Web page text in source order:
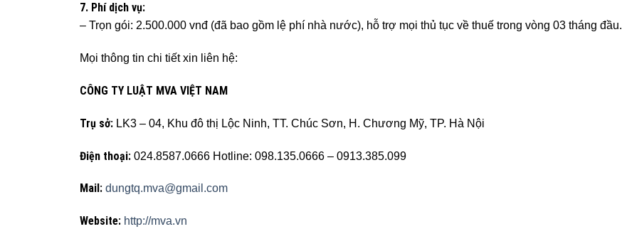
7. Phí dịch vụ:
– Trọn gói: 2.500.000 vnđ (đã bao gồm lệ phí nhà nước), hỗ trợ mọi thủ tục về thuế trong vòng 03 tháng đầu.
Mọi thông tin chi tiết xin liên hệ:
CÔNG TY LUẬT MVA VIỆT NAM
Trụ sở: LK3 – 04, Khu đô thị Lộc Ninh, TT. Chúc Sơn, H. Chương Mỹ, TP. Hà Nội
Điện thoại: 024.8587.0666 Hotline: 098.135.0666 – 0913.385.099
Mail: dungtq.mva@gmail.com
Website: http://mva.vn